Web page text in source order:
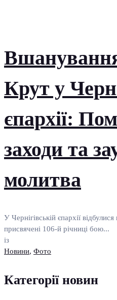
Крут у
єпархії:
заходи та
молитва
У Чернігівській єпархії
присвячені 106-й річниці бою...
із
Новини, Фото
Категорії новин